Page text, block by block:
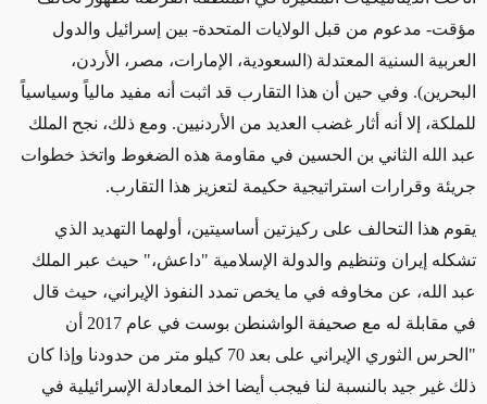
مؤقت- مدعوم من قبل الولايات المتحدة- بين إسرائيل والدول
العربية السنية المعتدلة (السعودية، الإمارات، مصر، الأردن،
البحرين). وفي حين أن هذا التقارب قد اثبت أنه مفيد مالياً وسياسياً
للملكة، إلا أنه أثار غضب العديد من الأردنيين. ومع ذلك، نجح الملك
عبد الله الثاني بن الحسين في مقاومة هذه الضغوط واتخذ خطوات
جريئة وقرارات استراتيجية حكيمة لتعزيز هذا التقارب.
يقوم هذا التحالف على ركيزتين أساسيتين، أولهما التهديد الذي
تشكله إيران وتنظيم والدولة الإسلامية "داعش،" حيث عبر الملك
عبد الله، عن مخاوفه في ما يخص تمدد النفوذ الإيراني، حيث قال
في مقابلة له مع صحيفة الواشنطن بوست في عام 2017 أن
"الحرس الثوري الإيراني على بعد 70 كيلو متر من حدودنا وإذا كان
ذلك غير جيد بالنسبة لنا فيجب أيضا اخذ المعادلة الإسرائيلية في